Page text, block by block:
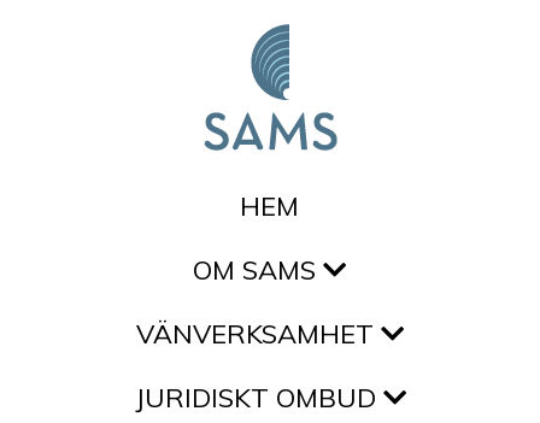
HEM
OM SAMS
VÄNVERKSAMHET
JURIDISKT OMBUD